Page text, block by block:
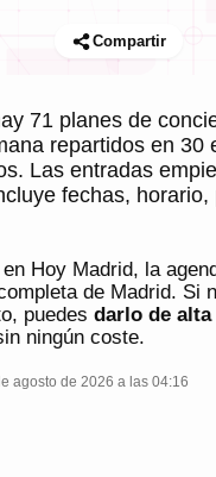
Compartir
71 planes de
repartidos en 30
Las entradas
fechas, horario,
Hoy Madrid, la
de Madrid. Si
puedes darlo de alta
ningún coste.
agosto de 2026 a las 04:16